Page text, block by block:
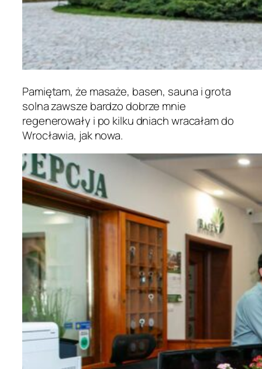
Pamiętam, że masaże, basen, sauna i grota
solna zawsze bardzo dobrze mnie
regenerowały i po kilku dniach wracałam do
Wrocławia, jak nowa.